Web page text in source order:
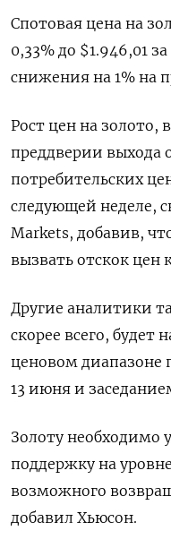
Спотовая цена на
0,33% до $1.946,01​
снижения на 1% на
Рост цен на золото,
преддверии выхода
потребительских
следующей неделе,
Markets, добавив,
вызвать отскок цен
Другие аналитики
скорее всего, будет
ценовом диапазоне
13 июня и
Золоту необходимо
поддержку на
возможного
добавил Хьюсон.